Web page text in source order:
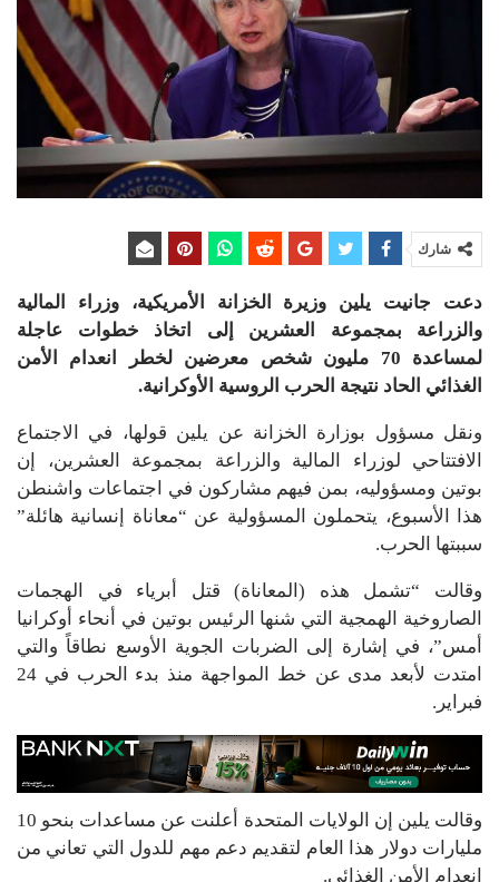
شارك
دعت جانيت يلين وزيرة الخزانة الأمريكية، وزراء المالية
والزراعة بمجموعة العشرين إلى اتخاذ خطوات عاجلة
لمساعدة 70 مليون شخص معرضين لخطر انعدام الأمن
الغذائي الحاد نتيجة الحرب الروسية الأوكرانية.
ونقل مسؤول بوزارة الخزانة عن يلين قولها، في الاجتماع
الافتتاحي لوزراء المالية والزراعة بمجموعة العشرين، إن
بوتين ومسؤوليه، بمن فيهم مشاركون في اجتماعات واشنطن
هذا الأسبوع، يتحملون المسؤولية عن “معاناة إنسانية هائلة”
سببتها الحرب.
وقالت “تشمل هذه (المعاناة) قتل أبرياء في الهجمات
الصاروخية الهمجية التي شنها الرئيس بوتين في أنحاء أوكرانيا
أمس”، في إشارة إلى الضربات الجوية الأوسع نطاقاً والتي
امتدت لأبعد مدى عن خط المواجهة منذ بدء الحرب في 24
فبراير.
وقالت يلين إن الولايات المتحدة أعلنت عن مساعدات بنحو 10
مليارات دولار هذا العام لتقديم دعم مهم للدول التي تعاني من
انعدام الأمن الغذائي.